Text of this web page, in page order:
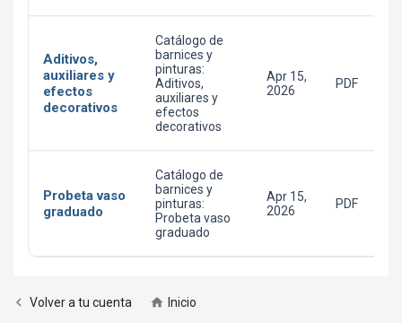
Aditivos,
auxiliares y
efectos
decorativos
Catálogo de
barnices y
pinturas:
Aditivos,
auxiliares y
efectos
decorativos
Apr 15,
2026
PDF
Probeta vaso
graduado
Catálogo de
barnices y
pinturas:
Probeta vaso
graduado
Apr 15,
2026
PDF
 Volver a tu cuenta  Inicio